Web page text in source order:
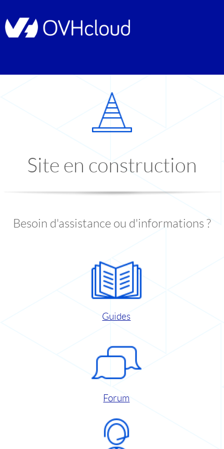
Site en construction
Besoin d'assistance ou d'informations ?
Guides
Forum